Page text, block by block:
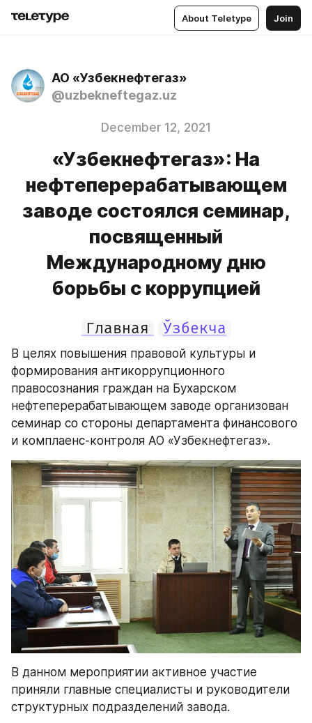
About Teletype Join
АО «Узбекнефтегаз»
@uzbekneftegaz.uz
December 12, 2021
«Узбекнефтегаз»: На
нефтеперерабатывающем
заводе состоялся семинар,
посвященный
Международному дню
борьбы с коррупцией
Главная Ўзбекча
В целях повышения правовой культуры и
формирования антикоррупционного
правосознания граждан на Бухарском
нефтеперерабатывающем заводе организован
семинар со стороны департамента финансового
и комплаенс-контроля АО «Узбекнефтегаз».
В данном мероприятии активное участие
приняли главные специалисты и руководители
структурных подразделений завода.